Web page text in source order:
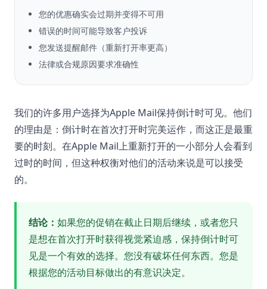
您的优惠确实会过期并变得不可用
错误的时间可能导致客户投诉
您发送提醒邮件（重新打开率更高）
法律或合规原因要求准确性
我们的许多用户选择为Apple Mail保持倒计时可见。他们
的理由是：倒计时在首次打开时完美运作，而这正是最重
要的时刻。在Apple Mail上重新打开的一小部分人会看到
过时的时间，但这种权衡对他们的活动来说是可以接受
的。
结论： 如果您的促销在截止日期后继续，或者您只
是想在首次打开时获得视觉紧迫感，保持倒计时可
见是一个有效的选择。您没有破坏任何东西。您是
根据您的活动目标做出的有意识决定。